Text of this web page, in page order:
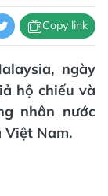
Copy link
ngày
hộ chiếu và
nhân nước
Việt Nam.